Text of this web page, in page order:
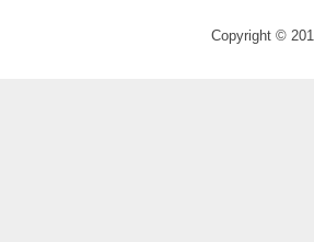
Copyright ©